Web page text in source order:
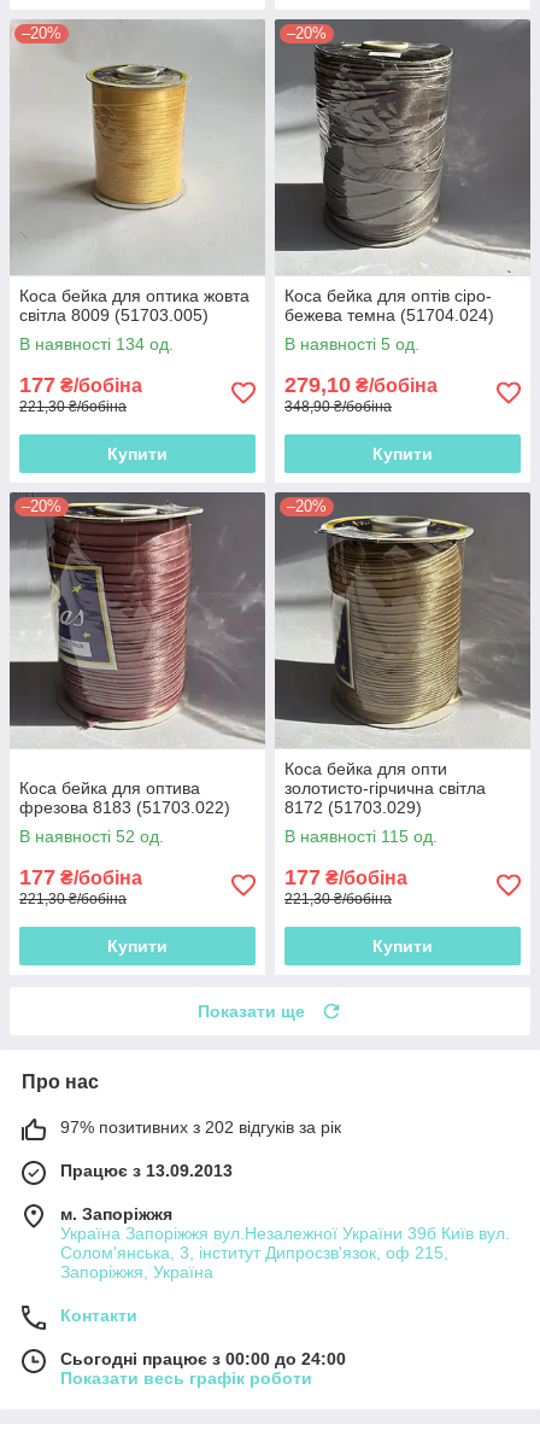
–20%
Коса бейка для оптика жовта
світла 8009 (51703.005)
В наявності 134 од.
177 ₴/бобіна
221,30 ₴/бобіна
Купити
–20%
Коса бейка для оптів сіро-
бежева темна (51704.024)
В наявності 5 од.
279,10 ₴/бобіна
348,90 ₴/бобіна
Купити
–20%
Коса бейка для оптива
фрезова 8183 (51703.022)
В наявності 52 од.
177 ₴/бобіна
221,30 ₴/бобіна
Купити
–20%
Коса бейка для опти
золотисто-гірчична світла
8172 (51703.029)
В наявності 115 од.
177 ₴/бобіна
221,30 ₴/бобіна
Купити
Показати ще
Про нас
97% позитивних з 202 відгуків за рік
Працює з 13.09.2013
м. Запоріжжя
Україна Запоріжжя вул.Незалежної України 39б Київ вул.
Солом'янська, 3, інститут Дипросзв'язок, оф 215,
Запоріжжя, Україна
Контакти
Сьогодні працює з 00:00 до 24:00
Показати весь графік роботи